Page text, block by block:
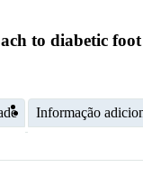
to diabetic
Informação